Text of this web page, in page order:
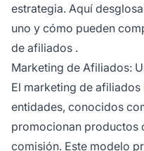
estrategia. Aquí
uno y cómo pueden
de afiliados .
Marketing de Afiliados:
El marketing de afiliados
entidades, conocidos
promocionan productos
comisión. Este modelo